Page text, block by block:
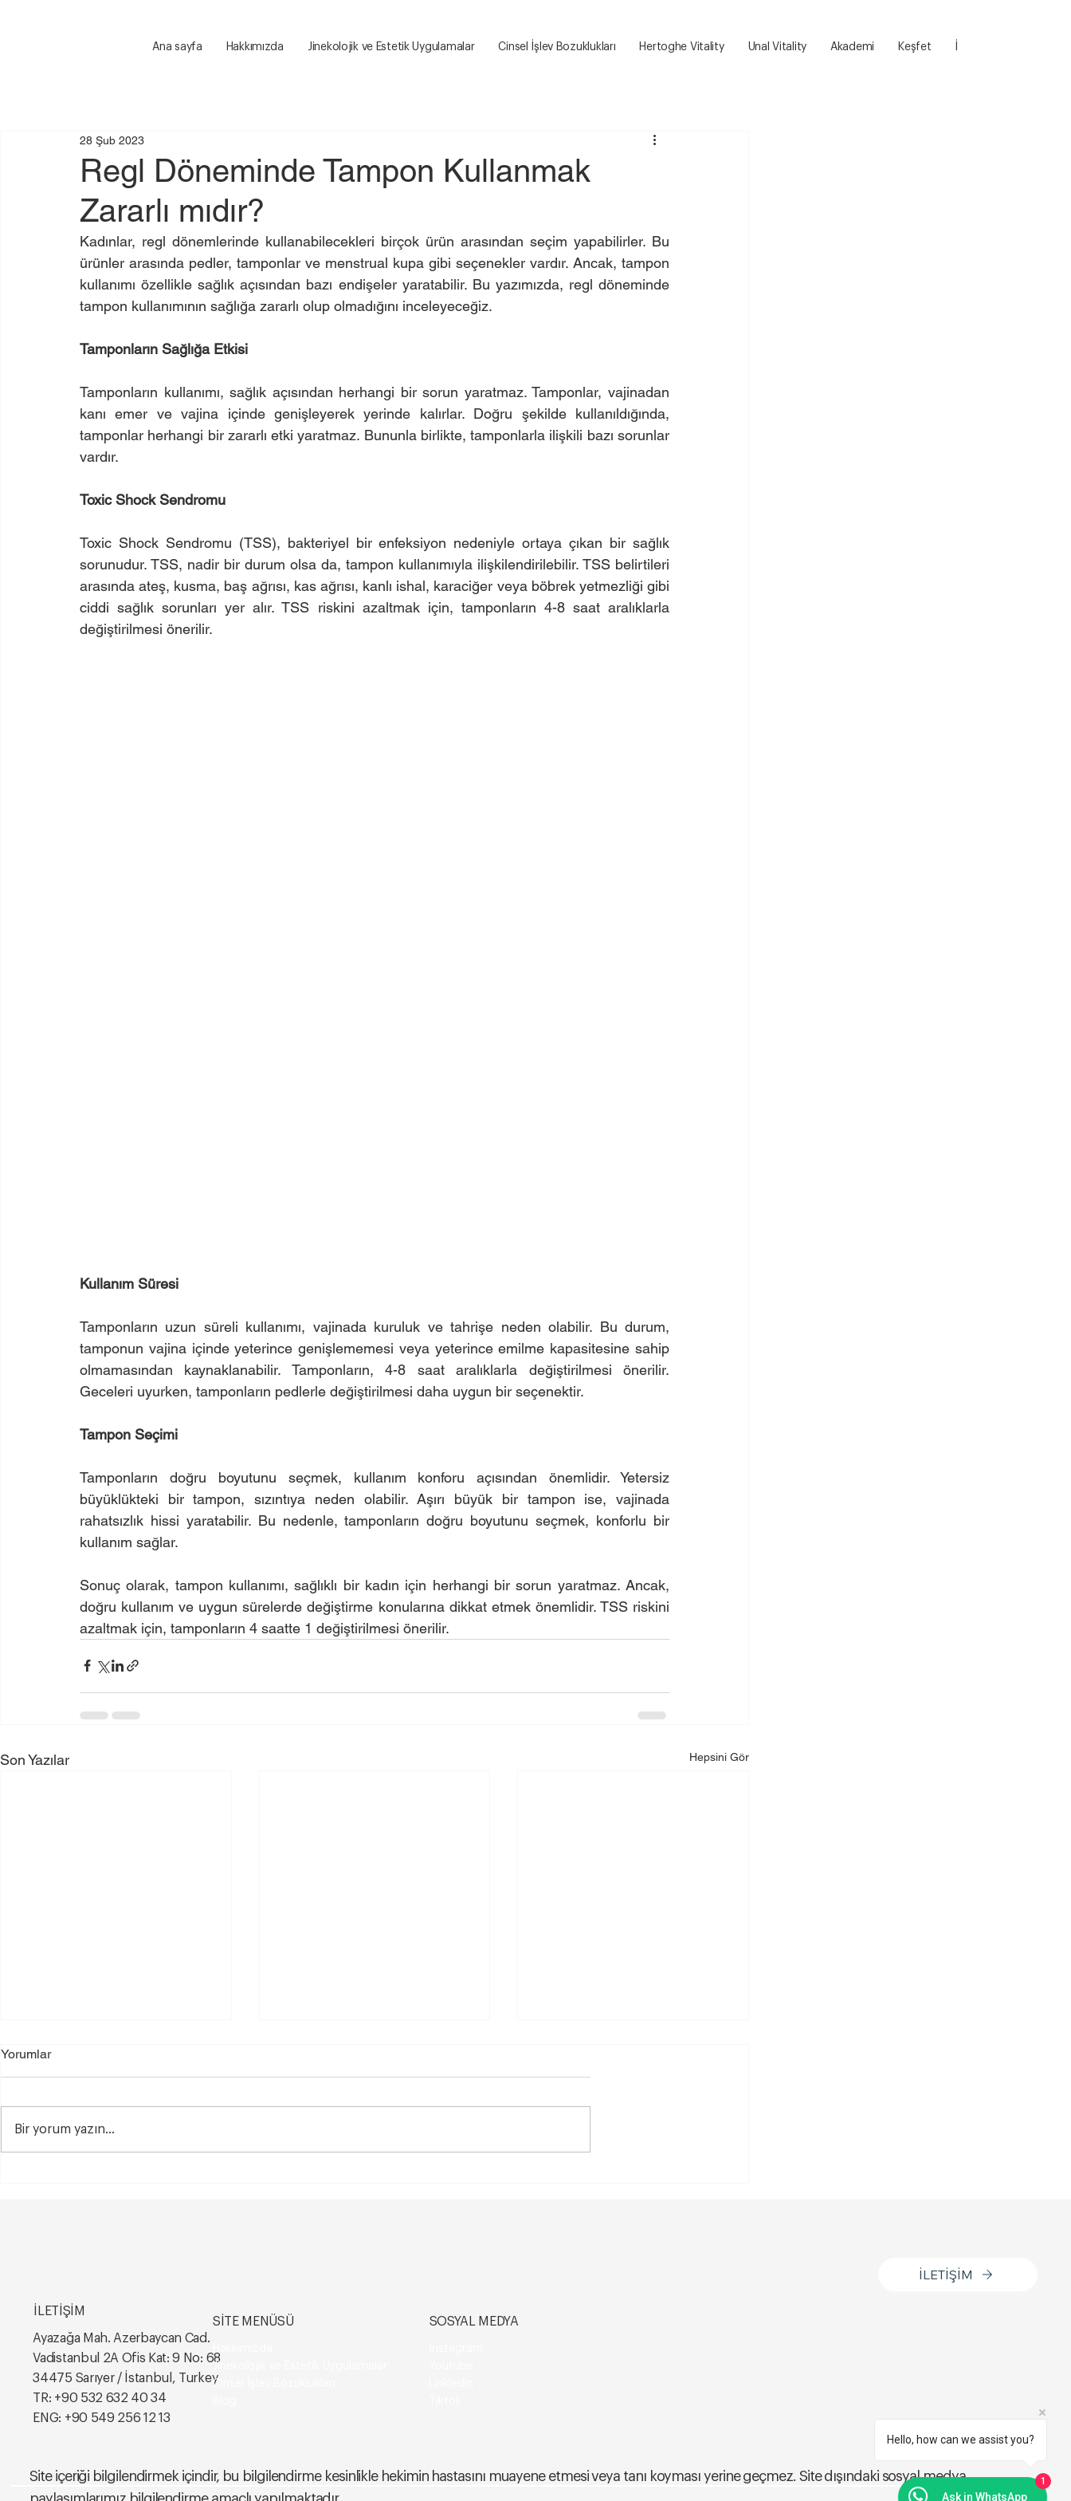
Ana sayfa Hakkımızda Jinekolojik ve Estetik Uygulamalar Cinsel İşlev Bozuklukları Hertoghe Vitality Unal Vitality Akademi Keşfet
Regl Döneminde Tampon Kullanmak
Zararlı mıdır?
28 Şub 2023
Kadınlar, regl dönemlerinde kullanabilecekleri birçok ürün arasından seçim yapabilirler. Bu
ürünler arasında pedler, tamponlar ve menstrual kupa gibi seçenekler vardır. Ancak, tampon
kullanımı özellikle sağlık açısından bazı endişeler yaratabilir. Bu yazımızda, regl döneminde
tampon kullanımının sağlığa zararlı olup olmadığını inceleyeceğiz.
Tamponların Sağlığa Etkisi
Tamponların kullanımı, sağlık açısından herhangi bir sorun yaratmaz. Tamponlar, vajinadan
kanı emer ve vajina içinde genişleyerek yerinde kalırlar. Doğru şekilde kullanıldığında,
tamponlar herhangi bir zararlı etki yaratmaz. Bununla birlikte, tamponlarla ilişkili bazı sorunlar
vardır.
Toxic Shock Sendromu
Toxic Shock Sendromu (TSS), bakteriyel bir enfeksiyon nedeniyle ortaya çıkan bir sağlık
sorunudur. TSS, nadir bir durum olsa da, tampon kullanımıyla ilişkilendirilebilir. TSS belirtileri
arasında ateş, kusma, baş ağrısı, kas ağrısı, kanlı ishal, karaciğer veya böbrek yetmezliği gibi
ciddi sağlık sorunları yer alır. TSS riskini azaltmak için, tamponların 4-8 saat aralıklarla
değiştirilmesi önerilir.
Kullanım Süresi
Tamponların uzun süreli kullanımı, vajinada kuruluk ve tahrişe neden olabilir. Bu durum,
tamponun vajina içinde yeterince genişlememesi veya yeterince emilme kapasitesine sahip
olmamasından kaynaklanabilir. Tamponların, 4-8 saat aralıklarla değiştirilmesi önerilir.
Geceleri uyurken, tamponların pedlerle değiştirilmesi daha uygun bir seçenektir.
Tampon Seçimi
Tamponların doğru boyutunu seçmek, kullanım konforu açısından önemlidir. Yetersiz
büyüklükteki bir tampon, sızıntıya neden olabilir. Aşırı büyük bir tampon ise, vajinada
rahatsızlık hissi yaratabilir. Bu nedenle, tamponların doğru boyutunu seçmek, konforlu bir
kullanım sağlar.
Sonuç olarak, tampon kullanımı, sağlıklı bir kadın için herhangi bir sorun yaratmaz. Ancak,
doğru kullanım ve uygun sürelerde değiştirme konularına dikkat etmek önemlidir. TSS riskini
azaltmak için, tamponların 4 saatte 1 değiştirilmesi önerilir.
Son Yazılar Hepsini Gör
Yorumlar
Bir yorum yazın...
İLETİŞİM
Ayazağa Mah. Azerbaycan Cad.
Vadistanbul 2A Ofis Kat: 9 No: 68
34475 Sarıyer / İstanbul, Turkey
TR: +90 532 632 40 34
ENG: +90 549 256 12 13
İLETİŞİM
SİTE MENÜSÜ
Jinekolojik ve Estetik Uygulamalar
Cinsel İşlev Bozuklukları
SOSYAL MEDYA
Site içeriği bilgilendirmek içindir, bu bilgilendirme kesinlikle hekimin hastasını muayene etmesi veya tanı koyması yerine geçmez. Site dışındaki sosyal medya
Hello, how can we assist you?
Ask in WhatsApp
1